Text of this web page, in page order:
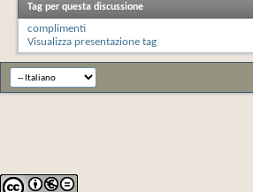
Tag per questa discussione
complimenti
Visualizza presentazione tag